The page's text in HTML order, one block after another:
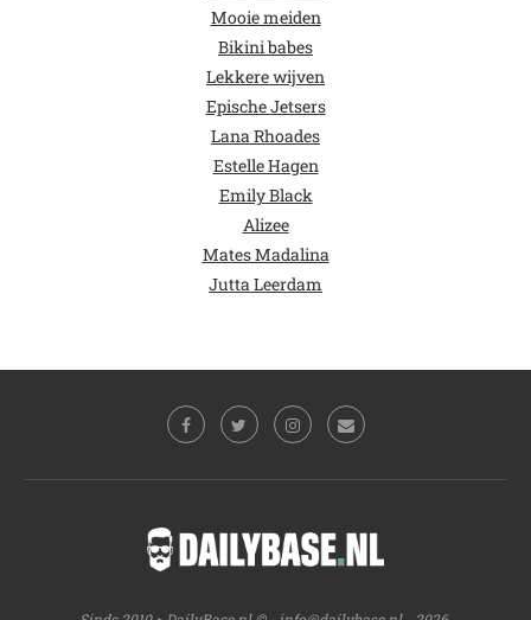
Mooie meiden
Bikini babes
Lekkere wijven
Epische Jetsers
Lana Rhoades
Estelle Hagen
Emily Black
Alizee
Mates Madalina
Jutta Leerdam